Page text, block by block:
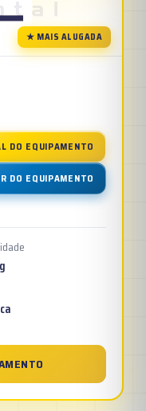
★ MAIS ALUGADA
DO EQUIPAMENTO
DO EQUIPAMENTO